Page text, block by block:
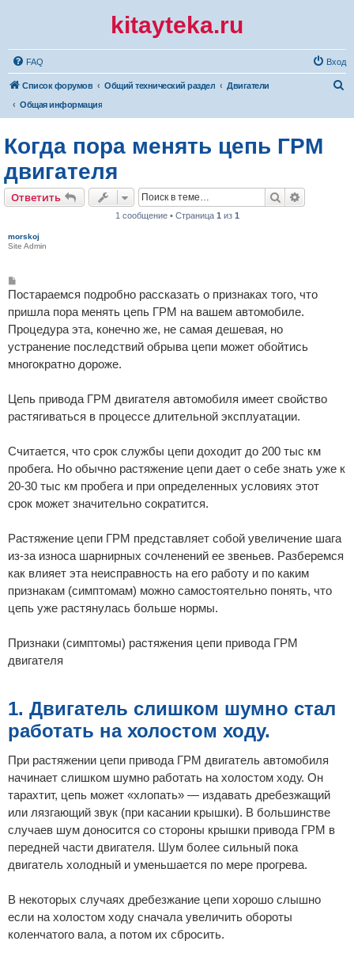
kitayteka.ru
FAQ Вход
Список форумов Общий технический раздел
Двигатели
Общая информация
Когда пора менять цепь ГРМ
двигателя
Ответить Поиск
1 сообщение • Страница 1 из 1
morskoj
Site Admin
о
б
щ
е
н
и
Постараемся подробно рассказать о признаках того, что
пришла пора менять цепь ГРМ на вашем автомобиле.
Процедура эта, конечно же, не самая дешевая, но
устранение последствий обрыва цепи может обойтись
многократно дороже.
Цепь привода ГРМ двигателя автомобиля имеет свойство
растягиваться в процессе длительной эксплуатации.
Считается, что срок службы цепи доходит до 200 тыс км
пробега. Но обычно растяжение цепи дает о себе знать уже к
20-30 тыс км пробега и при определенных условиях этот
срок может значительно сократится.
Растяжение цепи ГРМ представляет собой увеличение шага
из-за износа шарнирных сочленений ее звеньев. Разберемся
как влияет эта неисправность на его работу и по каким
признакам (симптомам) можно самостоятельно понять, что
цепь уже растянулась больше нормы.
Признаки (симптомы) растяжения цепи привода ГРМ
двигателя
1. Двигатель слишком шумно стал
работать на холостом ходу.
При растяжении цепи привода ГРМ двигатель автомобиля
начинает слишком шумно работать на холостом ходу. Он
тарахтит, цепь может «хлопать» — издавать дребезжащий
или лязгающий звук (при касании крышки). В большинстве
случаев шум доносится со стороны крышки привода ГРМ в
передней части двигателя. Шум более сильный пока
двигатель холодный и уменьшается по мере прогрева.
В некоторых случаях дребезжание цепи хорошо слышно
если на холостом ходу сначала увеличить обороты
коленчатого вала, а потом их сбросить.